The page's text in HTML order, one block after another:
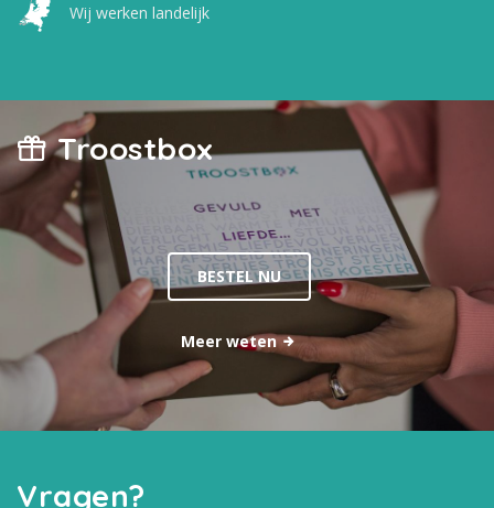
Wij werken landelijk
Troostbox
BESTEL NU
Meer weten
Vragen?